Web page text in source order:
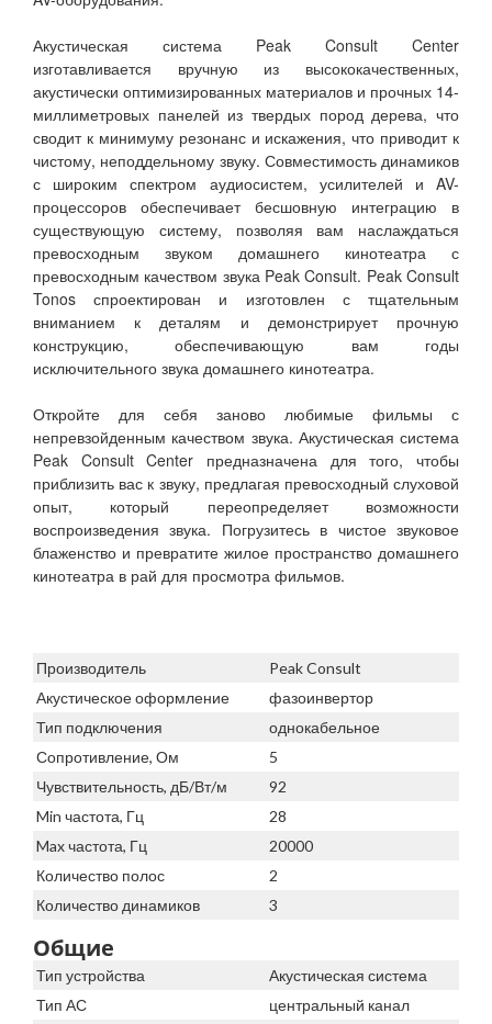
Акустическая система Peak Consult Center
изготавливается вручную из высококачественных,
акустически оптимизированных материалов и прочных 14-
миллиметровых панелей из твердых пород дерева, что
сводит к минимуму резонанс и искажения, что приводит к
чистому, неподдельному звуку. Совместимость динамиков
с широким спектром аудиосистем, усилителей и AV-
процессоров обеспечивает бесшовную интеграцию в
существующую систему, позволяя вам наслаждаться
превосходным звуком домашнего кинотеатра с
превосходным качеством звука Peak Consult. Peak Consult
Tonos спроектирован и изготовлен с тщательным
вниманием к деталям и демонстрирует прочную
конструкцию, обеспечивающую вам годы
исключительного звука домашнего кинотеатра.
Откройте для себя заново любимые фильмы с
непревзойденным качеством звука. Акустическая система
Peak Consult Center предназначена для того, чтобы
приблизить вас к звуку, предлагая превосходный слуховой
опыт, который переопределяет возможности
воспроизведения звука. Погрузитесь в чистое звуковое
блаженство и превратите жилое пространство домашнего
кинотеатра в рай для просмотра фильмов.
Производитель
Peak Consult
Акустическое оформление
фазоинвертор
Тип подключения
однокабельное
Сопротивление, Ом
5
Чувствительность, дБ/Вт/м
92
Min частота, Гц
28
Max частота, Гц
20000
Количество полос
2
Количество динамиков
3
Общие
Тип устройства
Акустическая система
Тип АС
центральный канал